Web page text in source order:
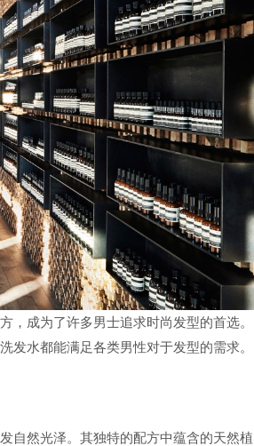
，成为了许多男士追求时尚发型的首选。
发水都能满足各类男性对于发型的需求。
自然光泽。其独特的配方中蕴含的天然植